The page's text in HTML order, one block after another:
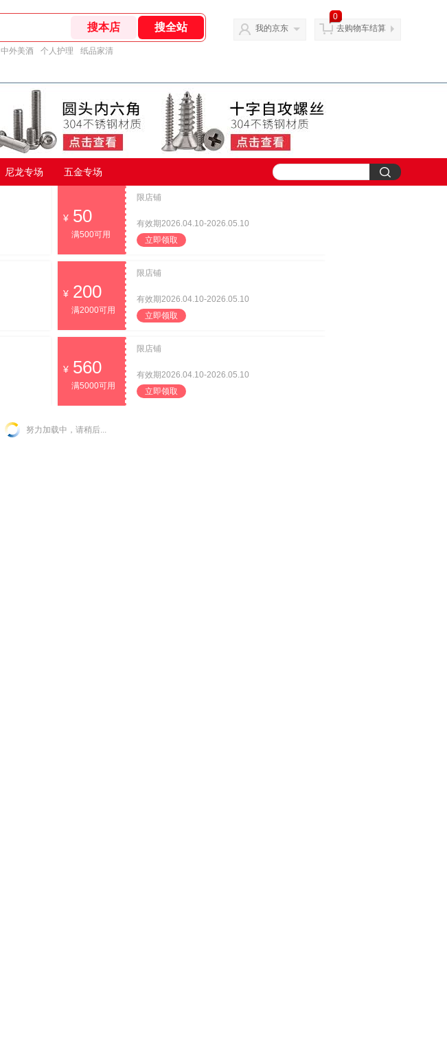
中外美酒 个人护理 纸品家清
我的京东
0
去购物车结算
尼龙专场 五金专场
50
满500可用
限店铺
有效期2026.04.10-2026.05.10
立即领取
200
满2000可用
限店铺
有效期2026.04.10-2026.05.10
立即领取
560
满5000可用
限店铺
有效期2026.04.10-2026.05.10
立即领取
努力加载中，请稍后...